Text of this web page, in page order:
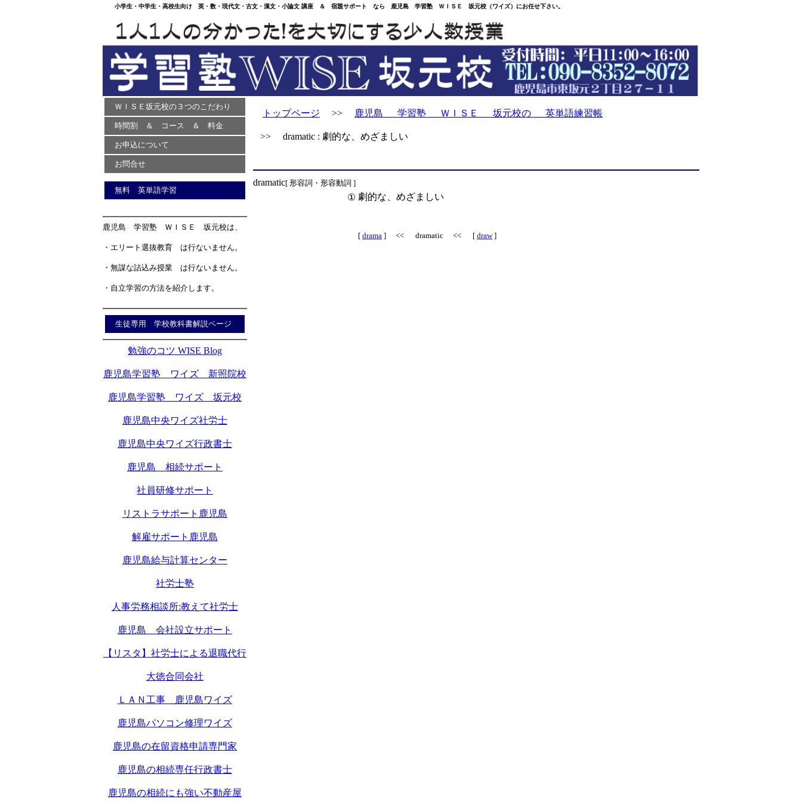
小学生・中学生・高校生向け 英・数・現代文・古文・漢文・小論文 講座 ＆ 宿題サポート なら 鹿児島 学習塾 ＷＩＳＥ 坂元校（ワイズ）にお任せ下さい。
ＷＩＳＥ坂元校の３つのこだわり
時間割 ＆ コース ＆ 料金
お申込について
お問合せ
無料 英単語学習
鹿児島 学習塾 ＷＩＳＥ 坂元校は、
・エリート選抜教育 は行ないません。
・無謀な詰込み授業 は行ないません。
・自立学習の方法を紹介します。
生徒専用 学校教科書解説ページ
勉強のコツ WISE Blog
鹿児島学習塾 ワイズ 新照院校
鹿児島学習塾 ワイズ 坂元校
鹿児島中央ワイズ社労士
鹿児島中央ワイズ行政書士
鹿児島 相続サポート
社員研修サポート
リストラサポート鹿児島
解雇サポート鹿児島
鹿児島給与計算センター
社労士塾
人事労務相談所:教えて社労士
鹿児島 会社設立サポート
【リスタ】社労士による退職代行
大徳合同会社
ＬＡＮ工事 鹿児島ワイズ
鹿児島パソコン修理ワイズ
鹿児島の在留資格申請専門家
鹿児島の相続専任行政書士
鹿児島の相続にも強い不動産屋
トップページ >> 鹿児島 学習塾 ＷＩＳＥ 坂元校の 英単語練習帳
>> dramatic : 劇的な、めざましい
dramatic[ 形容詞・形容動詞 ]
① 劇的な、めざましい
[ drama ] << dramatic << [ draw]